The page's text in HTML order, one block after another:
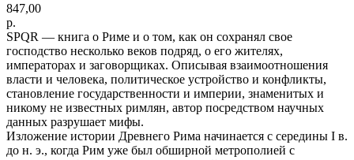
847,00
р.
SPQR — книга о Риме и о том, как он сохранял свое
господство несколько веков подряд, о его жителях,
императорах и заговорщиках. Описывая взаимоотношения
власти и человека, политическое устройство и конфликты,
становление государственности и империи, знаменитых и
никому не известных римлян, автор посредством научных
данных разрушает мифы.
Изложение истории Древнего Рима начинается с середины I в.
до н. э., когда Рим уже был обширной метрополией с